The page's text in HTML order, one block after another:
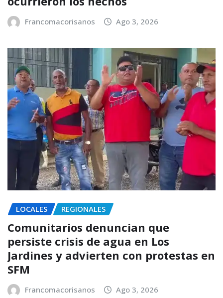
Francomacorisanos Ago 3, 2026
LOCALES REGIONALES
Comunitarios denuncian que
persiste crisis de agua en Los
Jardines y advierten con protestas en
SFM
Francomacorisanos Ago 3, 2026